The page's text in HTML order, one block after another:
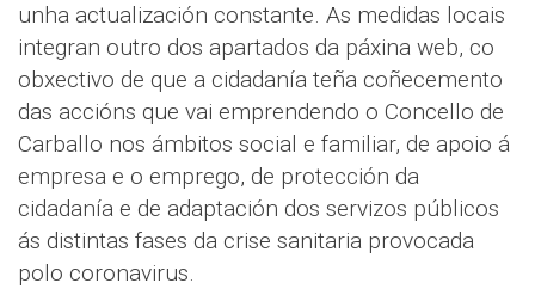
unha actualización constante. As medidas locais
integran outro dos apartados da páxina web, co
obxectivo de que a cidadanía teña coñecemento
das accións que vai emprendendo o Concello de
Carballo nos ámbitos social e familiar, de apoio á
empresa e o emprego, de protección da
cidadanía e de adaptación dos servizos públicos
ás distintas fases da crise sanitaria provocada
polo coronavirus.